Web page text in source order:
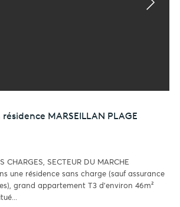
MARSEILLAN PLAGE
CHARGES, SECTEUR DU MARCHE
une résidence sans charge (sauf assurance
grand appartement T3 d'environ 46m²